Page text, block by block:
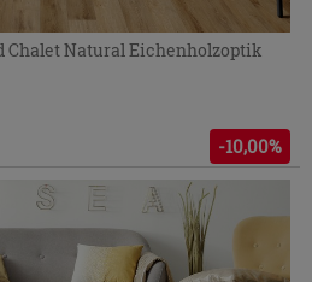
Chalet Natural Eichenholzoptik
-10,00%